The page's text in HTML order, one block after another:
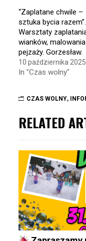
“Zaplatane chwile –
sztuka bycia razem”.
Warsztaty
wianków, malowania
pejzaży. Gorzesław.
10 października 2025
In "Czas wolny"
CZAS WOLNY,
RELATED